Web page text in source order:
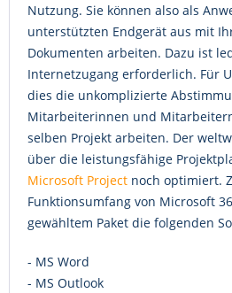
Nutzung. Sie können also als
unterstützten Endgerät aus mit
Dokumenten arbeiten. Dazu ist
Internetzugang erforderlich. Für
dies die unkomplizierte
Mitarbeiterinnen und
selben Projekt arbeiten. Der
über die leistungsfähige
Microsoft Project noch optimiert.
Funktionsumfang von Microsoft
gewähltem Paket die folgenden
- MS Word
- MS Outlook